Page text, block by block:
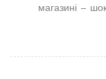
магазині –